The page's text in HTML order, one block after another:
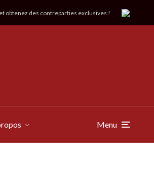
obtenez des contreparties exclusives !
Menu